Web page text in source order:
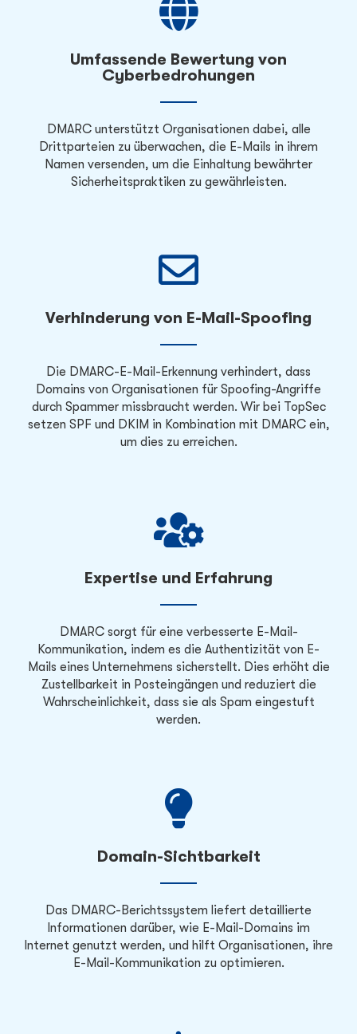
Umfassende Bewertung von
Cyberbedrohungen
DMARC unterstützt Organisationen dabei, alle
Drittparteien zu überwachen, die E-Mails in ihrem
Namen versenden, um die Einhaltung bewährter
Sicherheitspraktiken zu gewährleisten.
Verhinderung von E-Mail-Spoofing
Die DMARC-E-Mail-Erkennung verhindert, dass
Domains von Organisationen für Spoofing-Angriffe
durch Spammer missbraucht werden. Wir bei TopSec
setzen SPF und DKIM in Kombination mit DMARC ein,
um dies zu erreichen.
Expertise und Erfahrung
DMARC sorgt für eine verbesserte E-Mail-
Kommunikation, indem es die Authentizität von E-
Mails eines Unternehmens sicherstellt. Dies erhöht die
Zustellbarkeit in Posteingängen und reduziert die
Wahrscheinlichkeit, dass sie als Spam eingestuft
werden.
Domain-Sichtbarkeit
Das DMARC-Berichtssystem liefert detaillierte
Informationen darüber, wie E-Mail-Domains im
Internet genutzt werden, und hilft Organisationen, ihre
E-Mail-Kommunikation zu optimieren.